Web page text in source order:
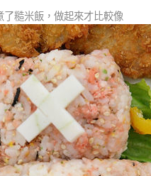
糙米飯，做起來才比較像